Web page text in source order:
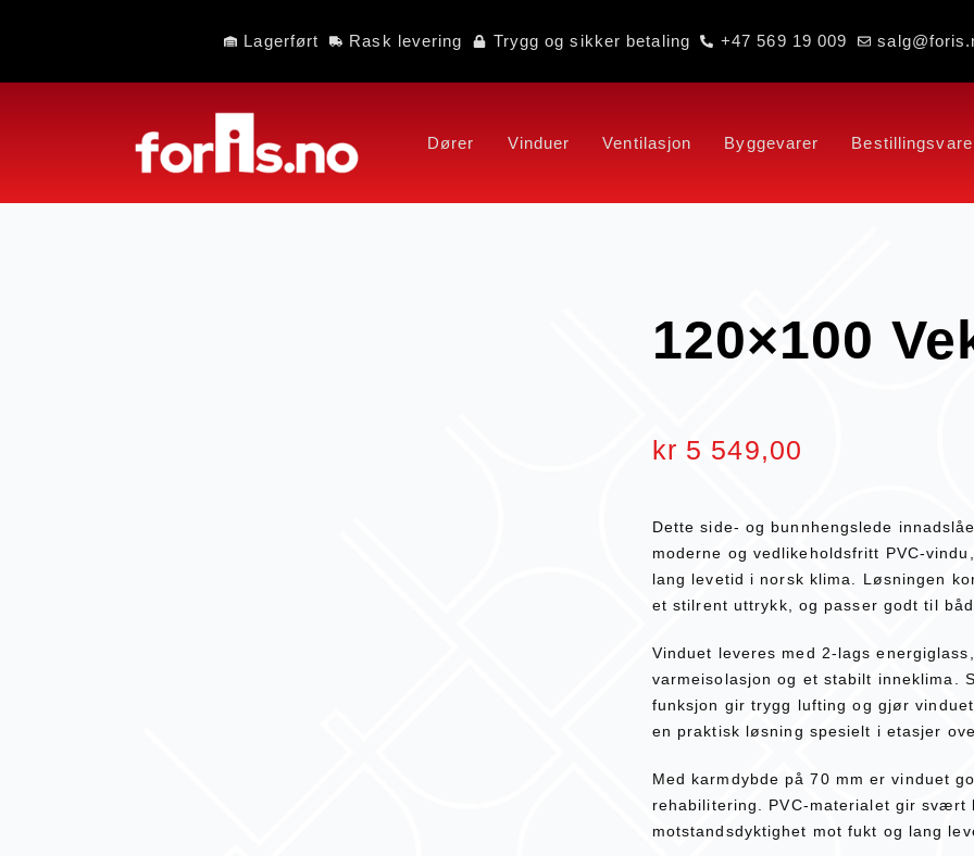
Lagerført Rask levering Trygg og sikker betaling +47 569 19 009
Dører Vinduer Ventilasjon Byggevarer Bestillingsvare
120×100
kr 5 549,00
Dette side- og bunnhengslede
moderne og vedlikeholdsfritt PVC-
lang levetid i norsk klima. Løsningen
et stilrent uttrykk, og passer godt til
Vinduet leveres med 2-lags
varmeisolasjon og et stabilt inneklima.
funksjon gir trygg lufting og gjør
en praktisk løsning spesielt i etasjer
Med karmdybde på 70 mm er vinduet
rehabilitering. PVC-materialet gir svært
motstandsdyktighet mot fukt og lang